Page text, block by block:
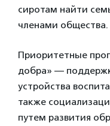
сиротам найти
членами общества.
Приоритетные
добра» —
устройства
также
путем развития